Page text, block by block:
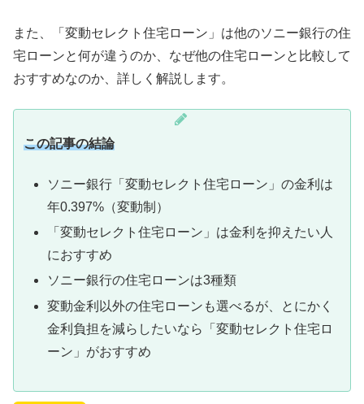
また、「変動セレクト住宅ローン」は他のソニー銀行の住
宅ローンと何が違うのか、なぜ他の住宅ローンと比較して
おすすめなのか、詳しく解説します。
この記事の結論
ソニー銀行「変動セレクト住宅ローン」の金利は
年0.397%（変動制）
「変動セレクト住宅ローン」は金利を抑えたい人
におすすめ
ソニー銀行の住宅ローンは3種類
変動金利以外の住宅ローンも選べるが、とにかく
金利負担を減らしたいなら「変動セレクト住宅ロ
ーン」がおすすめ